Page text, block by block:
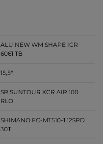
ALU NEW WM SHAPE ICR
6061 TB
15,5"
SR SUNTOUR XCR AIR 100
RLO
SHIMANO FC-MT510-1 12SPD
30T